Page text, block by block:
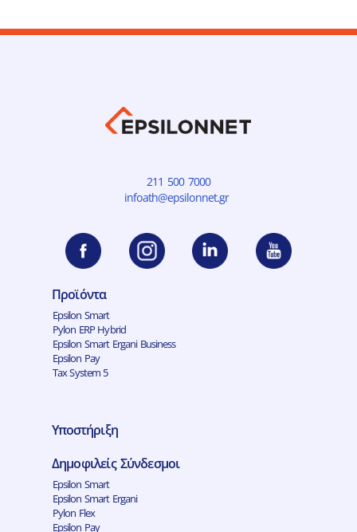
211 500 7000
infoath@epsilonnet.gr
Προϊόντα
Epsilon Smart
Pylon ERP Hybrid
Epsilon Smart Ergani Business
Epsilon Pay
Tax System 5
Υποστήριξη
Δημοφιλείς Σύνδεσμοι
Epsilon Smart
Epsilon Smart Ergani
Pylon Flex
Epsilon Pay